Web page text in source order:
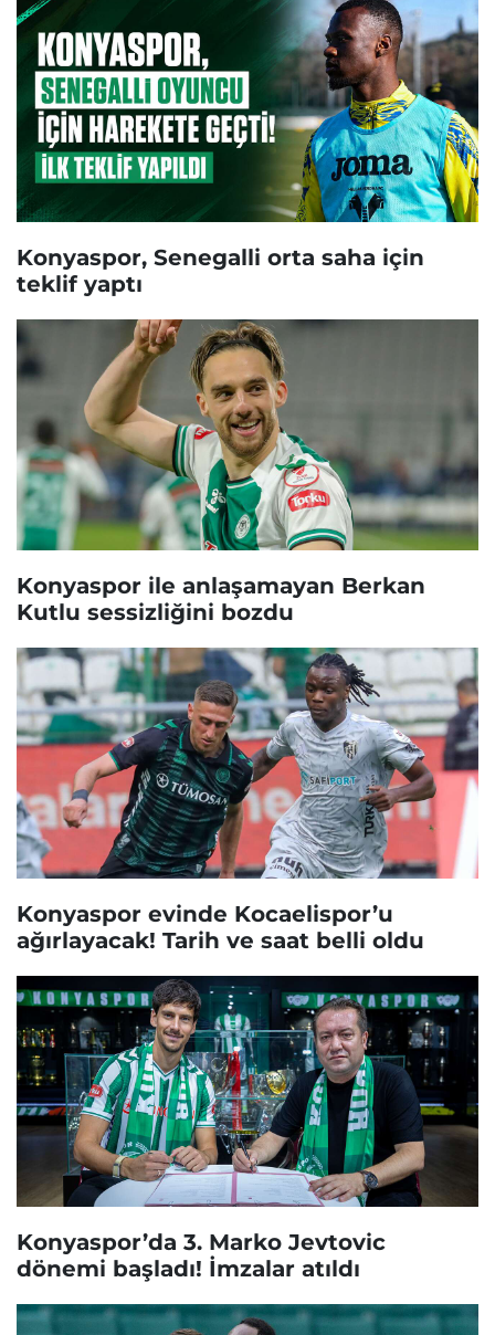
Konyaspor, Senegalli orta saha için
teklif yaptı
Konyaspor ile anlaşamayan Berkan
Kutlu sessizliğini bozdu
Konyaspor evinde Kocaelispor’u
ağırlayacak! Tarih ve saat belli oldu
Konyaspor’da 3. Marko Jevtovic
dönemi başladı! İmzalar atıldı